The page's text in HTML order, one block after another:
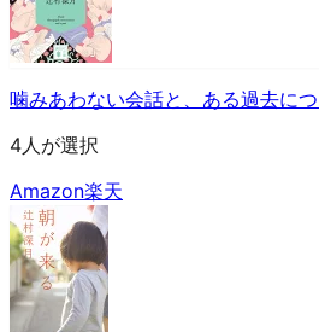
噛みあわない会話と、ある過去に
4人が選択
Amazon楽天